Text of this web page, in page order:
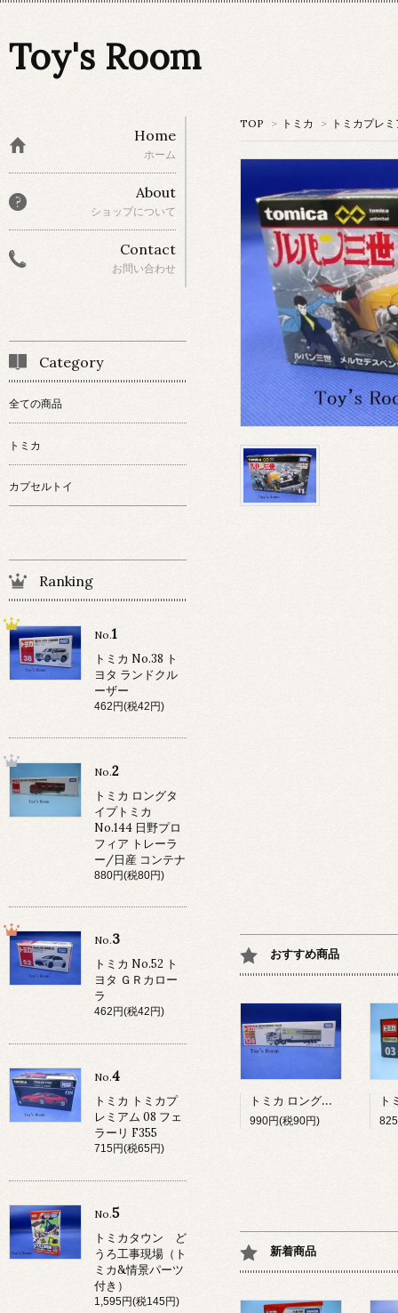
Toy's Room
TOP > トミカ > トミカプレ
おすすめ商品
トミカ ロングタイプトミカ No.135 NX 日本通運 ウイングトレーラ NO135NXニホンツウウンウイングトレ-ラ-
990円(税90円)
新着商品
Home
ホーム
About
ショップについて
Contact
お問い合わせ
Category
全ての商品
トミカ
カプセルトイ
Ranking
No.1
トミカ No.38 ト
ヨタ ランドクル
ーザー
462円(税42円)
No.2
トミカ ロングタ
イプトミカ
No.144 日野プロ
フィア トレーラ
ー/日産 コンテナ
880円(税80円)
No.3
トミカ No.52 ト
ヨタ ＧＲカロー
ラ
462円(税42円)
No.4
トミカ トミカプ
レミアム 08 フェ
ラーリ F355
715円(税65円)
No.5
トミカタウン ど
うろ工事現場（ト
ミカ&情景パーツ
付き）
1,595円(税145円)